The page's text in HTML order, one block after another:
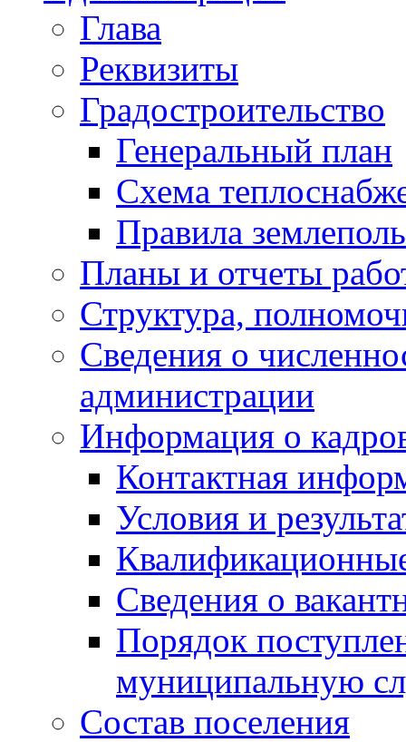
Глава
Реквизиты
Градостроительство
Генеральный план
Схема
Правила
Планы и отчеты
Структура,
Сведения о
администрации
Информация о
Контактная
Условия и
Сведения о
Порядок
муниципальную
Состав поселения